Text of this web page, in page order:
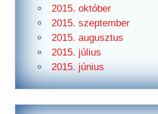
2015. október
2015. szeptember
2015. augusztus
2015. július
2015. június